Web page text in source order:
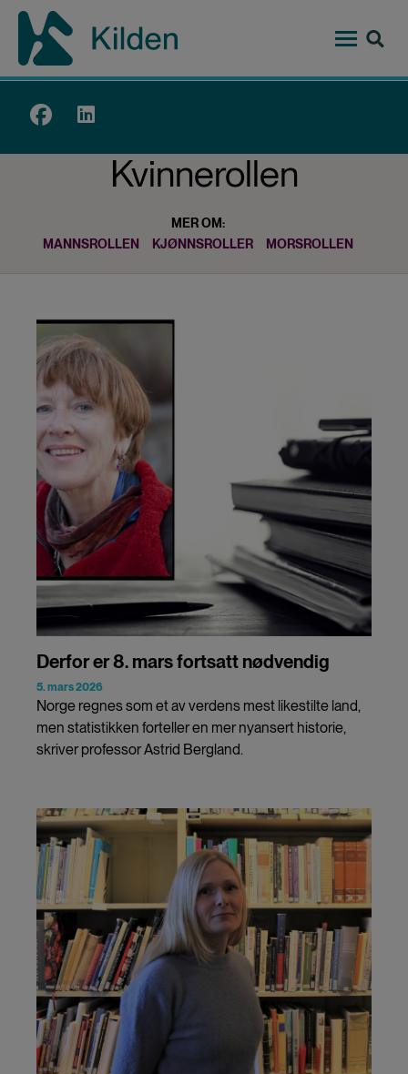
Hopp
hovedinnhold
Top
Kvinnerollen
MER OM:
MANNSROLLEN
KJØNNSROLLER MORSROLLEN
Derfor er 8. mars fortsatt nødvendig
5. mars 2026
Norge regnes som et av verdens mest likestilte land,
men statistikken forteller en mer nyansert historie,
skriver professor Astrid Bergland.